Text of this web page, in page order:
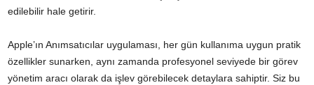
edilebilir hale getirir.
Apple’ın Anımsatıcılar uygulaması, her gün kullanıma uygun pratik
özellikler sunarken, aynı zamanda profesyonel seviyede bir görev
yönetim aracı olarak da işlev görebilecek detaylara sahiptir. Siz bu